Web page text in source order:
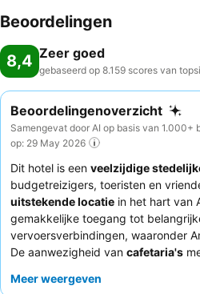
Beoordelingen
8,4 Zeer goed
gebaseerd op 8.159 scores van
Beoordelingenoverzicht
Samengevat door AI op basis van 1.000+
op: 29 May 2026
Dit hotel is een veelzijdige
budgetreizigers, toeristen en
uitstekende locatie in het hart van
gemakkelijke toegang tot
vervoersverbindingen, waaronder
De aanwezigheid van cafetaria's
geprezen en gevarieerde
Meer weergeven